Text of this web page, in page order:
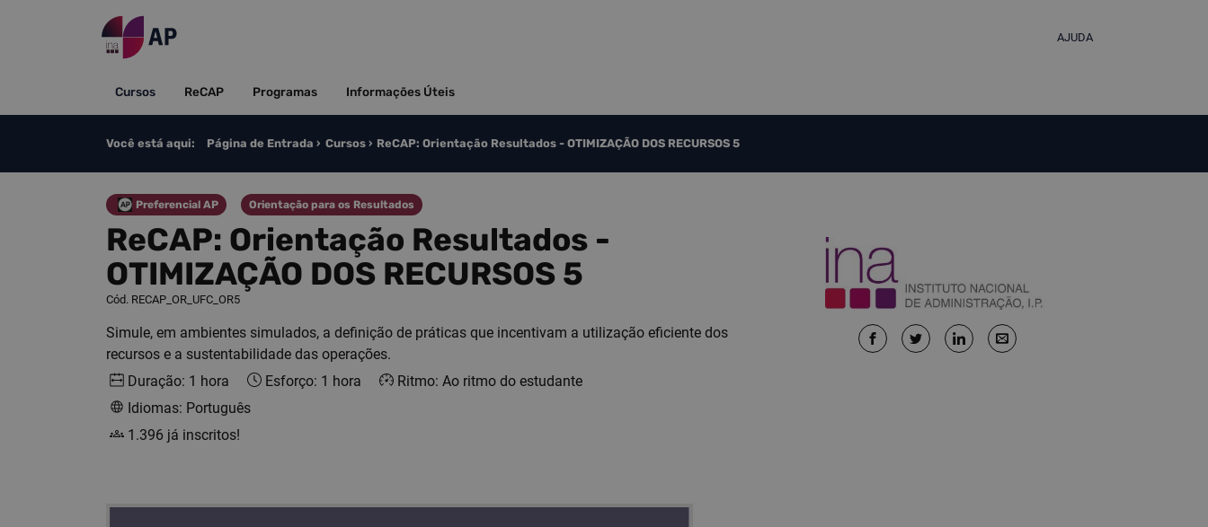
AJUDA
Cursos ReCAP Programas Informações Úteis
Você está aqui: Página de Entrada Cursos ReCAP: Orientação Resultados​​​​ - OTIMIZAÇÃO DOS RECURSOS 5
ReCAP: Orientação Resultados​​​​ -
OTIMIZAÇÃO DOS RECURSOS 5
Cód. RECAP_OR_UFC_OR5
Categoria
Preferencial AP Categoria
Orientação para os Resultados
Simule, em ambientes simulados, a definição de práticas que incentivam a utilização eficiente dos
recursos e a sustentabilidade das operações.
Duração: 1 hora
Esforço: 1 hora
Ritmo: Ao ritmo do estudante
Idiomas: Português
1.396 já inscritos!